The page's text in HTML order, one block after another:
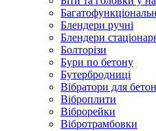
Блендери ручні
Блендери
Болторізи
Бури по бетону
Бутербродниці
Вібратори для
Віброплити
Віброрейки
Вібротрамбовки